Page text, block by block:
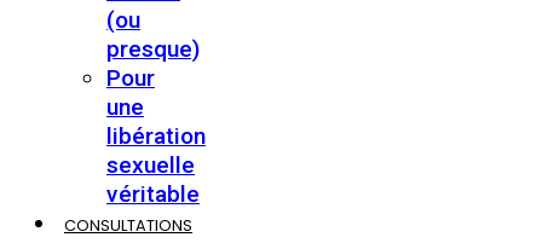
(ou
presque)
Pour
une
libération
sexuelle
véritable
CONSULTATIONS